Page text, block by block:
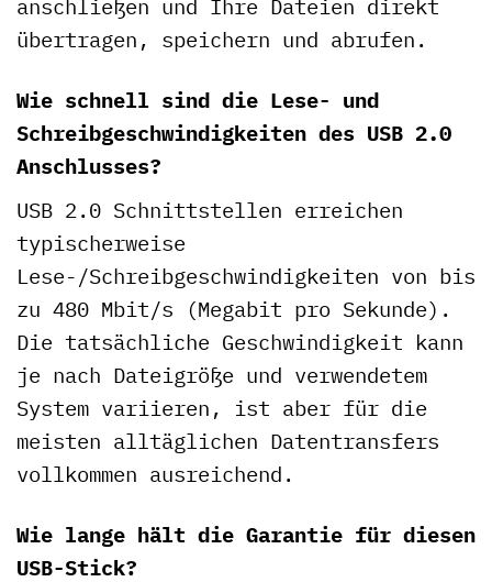
anschließen und Ihre Dateien direkt
übertragen, speichern und abrufen.
Wie schnell sind die Lese- und
Schreibgeschwindigkeiten des USB 2.0
Anschlusses?
USB 2.0 Schnittstellen erreichen
typischerweise
Lese-/Schreibgeschwindigkeiten von bis
zu 480 Mbit/s (Megabit pro Sekunde).
Die tatsächliche Geschwindigkeit kann
je nach Dateigröße und verwendetem
System variieren, ist aber für die
meisten alltäglichen Datentransfers
vollkommen ausreichend.
Wie lange hält die Garantie für diesen
USB-Stick?